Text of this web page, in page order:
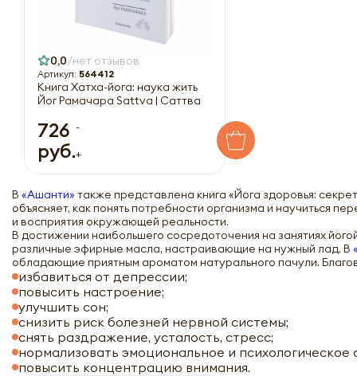
0,0 нет отзывов
Артикул: 564412
Книга Хатха-йога: наука жить
Йог Рамачара Sattva | Саттва
726
руб.
-
+
В «Ашанти» также представлена книга «Йога здоровья:
объясняет, как понять потребности организма и научиться
и восприятия окружающей реальности.
В достижении наибольшего сосредоточения на занятиях
различные эфирные масла, настраивающие на нужный лад. В
обладающие приятным ароматом натурального пачули.
избавиться от депрессии;
повысить настроение;
улучшить сон;
снизить риск болезней нервной системы;
снять раздражение, усталость, стресс;
нормализовать эмоциональное и психологическое
повысить концентрацию внимания.